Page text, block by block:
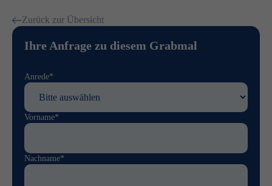
Zurück zur Übersicht
Ihre Anfrage zu diesem Grabmal
Anrede*
Vorname*
Nachname*